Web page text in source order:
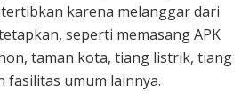
karena melanggar dari
seperti memasang APK
taman kota, tiang listrik, tiang
fasilitas umum lainnya.